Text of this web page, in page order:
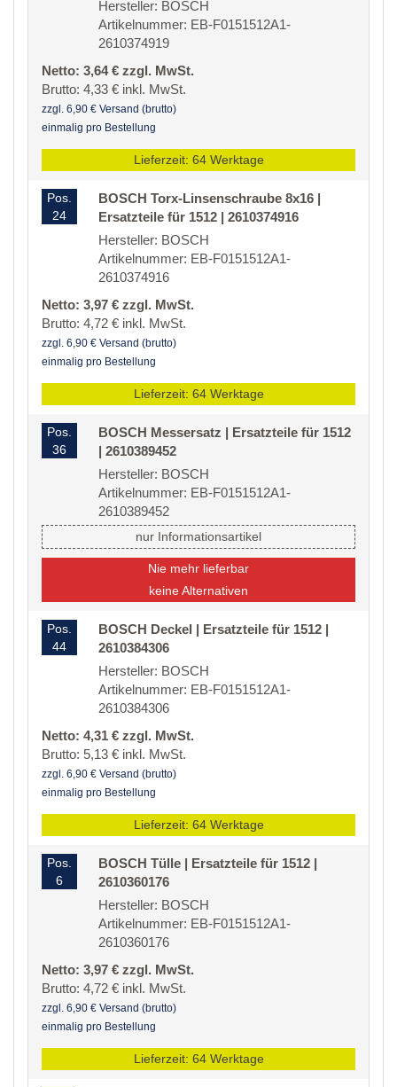
Hersteller: BOSCH
Artikelnummer: EB-F0151512A1-
2610374919
Netto: 3,64 € zzgl. MwSt.
Brutto: 4,33 € inkl. MwSt.
zzgl. 6,90 € Versand (brutto)
einmalig pro Bestellung
Lieferzeit: 64 Werktage
Pos.
24
BOSCH Torx-Linsenschraube 8x16 |
Ersatzteile für 1512 | 2610374916
Hersteller: BOSCH
Artikelnummer: EB-F0151512A1-
2610374916
Netto: 3,97 € zzgl. MwSt.
Brutto: 4,72 € inkl. MwSt.
zzgl. 6,90 € Versand (brutto)
einmalig pro Bestellung
Lieferzeit: 64 Werktage
Pos.
36
BOSCH Messersatz | Ersatzteile für 1512
| 2610389452
Hersteller: BOSCH
Artikelnummer: EB-F0151512A1-
2610389452
nur Informationsartikel
Nie mehr lieferbar
keine Alternativen
Pos.
44
BOSCH Deckel | Ersatzteile für 1512 |
2610384306
Hersteller: BOSCH
Artikelnummer: EB-F0151512A1-
2610384306
Netto: 4,31 € zzgl. MwSt.
Brutto: 5,13 € inkl. MwSt.
zzgl. 6,90 € Versand (brutto)
einmalig pro Bestellung
Lieferzeit: 64 Werktage
Pos.
6
BOSCH Tülle | Ersatzteile für 1512 |
2610360176
Hersteller: BOSCH
Artikelnummer: EB-F0151512A1-
2610360176
Netto: 3,97 € zzgl. MwSt.
Brutto: 4,72 € inkl. MwSt.
zzgl. 6,90 € Versand (brutto)
einmalig pro Bestellung
Lieferzeit: 64 Werktage